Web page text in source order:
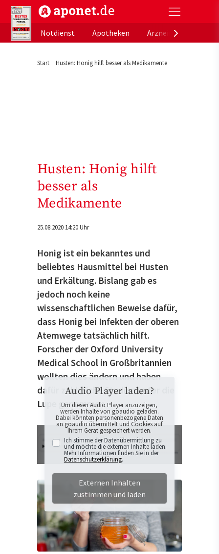
aponet.de - Das offizielle Gesundheitsportal der
Notdienst
Apotheken
Start Husten: Honig hilft besser als Medikamente
Husten: Honig hilft
besser als
Medikamente
25.08.2020 14:20 Uhr
Honig ist ein bekanntes und
beliebtes Hausmittel bei Husten
und Erkältung. Bislang gab es
jedoch noch keine
wissenschaftlichen Beweise dafür,
dass Honig bei Infekten der oberen
Atemwege tatsächlich hilft.
Forscher der Oxford University
Medical School in Großbritannien
wollten dies ändern und haben
dafür zahlreiche Studien unter die
Lupe genommen.
Audio Player laden?
Um diesen Audio Player anzuzeigen,
werden Inhalte von goaudio geladen.
Dabei könnten personenbezogene Daten
an goaudio übermittelt und Cookies auf
Ihrem Gerät gespeichert werden.
Ich stimme der Datenübermittlung zu
und möchte die externen Inhalte laden.
Mehr Informationen finden Sie in der
Datenschutzerklärung.
Externen Inhalten
zustimmen und laden